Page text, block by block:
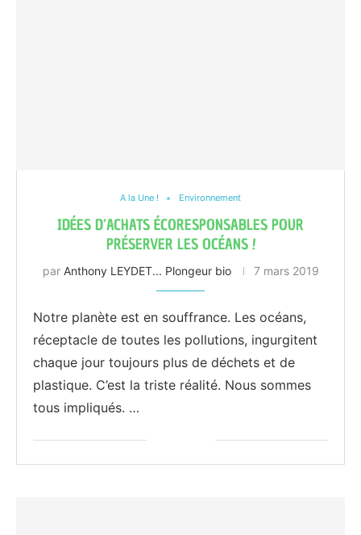
A la Une ! Environnement
IDÉES D’ACHATS ÉCORESPONSABLES POUR
PRÉSERVER LES OCÉANS !
par Anthony LEYDET... Plongeur bio 7 mars 2019
Notre planète est en souffrance. Les océans,
réceptacle de toutes les pollutions, ingurgitent
chaque jour toujours plus de déchets et de
plastique. C’est la triste réalité. Nous sommes
tous impliqués. …